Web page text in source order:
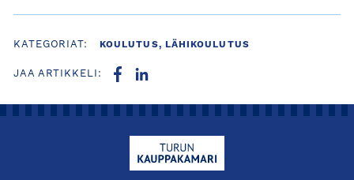
KATEGORIAT: KOULUTUS, LÄHIKOULUTUS
JAA ARTIKKELI: